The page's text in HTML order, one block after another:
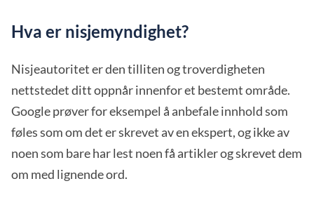
Hva er nisjemyndighet?
Nisjeautoritet er den tilliten og troverdigheten
nettstedet ditt oppnår innenfor et bestemt område.
Google prøver for eksempel å anbefale innhold som
føles som om det er skrevet av en ekspert, og ikke av
noen som bare har lest noen få artikler og skrevet dem
om med lignende ord.